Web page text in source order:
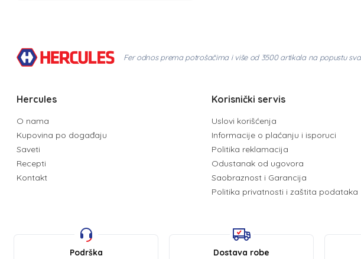
Fer odnos prema potrošačima i više od 3500 artikala na popustu
Hercules
O nama
Kupovina po događaju
Saveti
Recepti
Kontakt
Korisnički servis
Uslovi korišćenja
Informacije o plaćanju i isporuci
Politika reklamacija
Odustanak od ugovora
Saobraznost i Garancija
Politika privatnosti i zaštita podataka
Podrška Dostava robe